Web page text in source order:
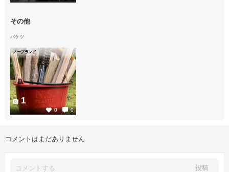
その他
バケツ
ノーブランド
0 0
1
コメントはまだありません
投稿